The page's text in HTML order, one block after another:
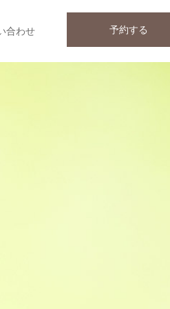
予約する
合わせ